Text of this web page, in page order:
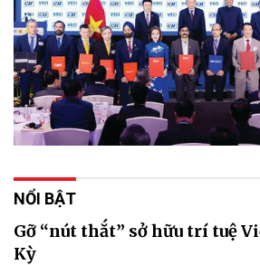
NỔI BẬT
Gỡ “nút thắt” sở hữu trí tuệ
Kỳ